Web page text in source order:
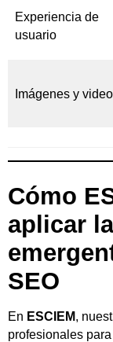
Experiencia de
usuario
Imágenes y video
Cómo
aplicar
SEO
En ESCIEM,
profesionales